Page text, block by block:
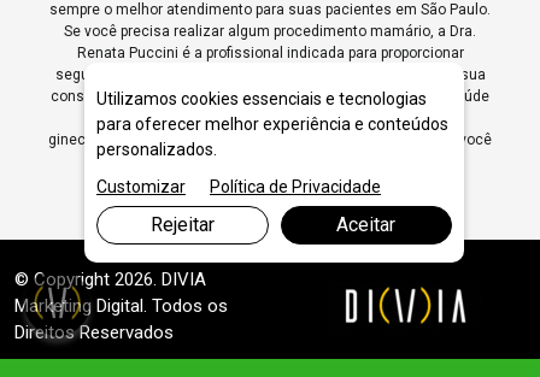
sempre o melhor atendimento para suas pacientes em São Paulo.
Se você precisa realizar algum procedimento mamário, a Dra.
Renata Puccini é a profissional indicada para proporcionar
segurança, tecnologia e qualidade no atendimento. Agende sua
consulta para realizar procedimentos médicos focados na saúde
da mulher com a Dra. Renata Puccini, especialista em
ginecologia e mastologia, com a confiança e excelência que você
© Copyright 2026. DIVIA
Marketing Digital. Todos os
Direitos Reservados
Utilizamos cookies essenciais e tecnologias
para oferecer melhor experiência e conteúdos
personalizados.
Customizar
Política de Privacidade
Rejeitar Aceitar